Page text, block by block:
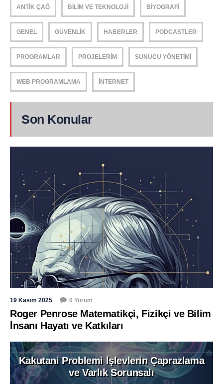
ANTIK ÇAĞ BILIM VE TEKNOLOJI BIYOGRAFI
GENEL GÜVENLIK HABERLER PODCASTLER
PROGRAMLAR PROJELERIM SUNUCU YÖNETIMI
WEB PROGRAMLAMA İNTERNET
Son Konular
19 Kasım 2025 0 Yorum
Roger Penrose Matematikçi, Fizikçi ve Bilim
İnsanı Hayatı ve Katkıları
Kakutani Problemi İşlevlerin Çaprazlama
ve Varlık Sorunsalı